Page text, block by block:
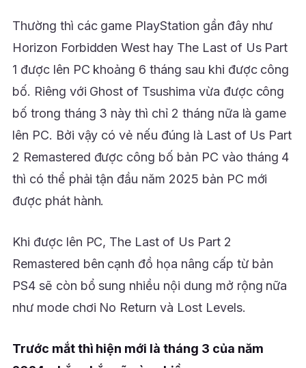
Thường thì các game PlayStation gần đây như
Horizon Forbidden West hay The Last of Us Part
1 được lên PC khoảng 6 tháng sau khi được công
bố. Riêng với Ghost of Tsushima vừa được công
bố trong tháng 3 này thì chỉ 2 tháng nữa là game
lên PC. Bởi vậy có vẻ nếu đúng là Last of Us Part
2 Remastered được công bố bản PC vào tháng 4
thì có thể phải tận đầu năm 2025 bản PC mới
được phát hành.
Khi được lên PC, The Last of Us Part 2
Remastered bên cạnh đồ họa nâng cấp từ bản
PS4 sẽ còn bổ sung nhiều nội dung mở rộng nữa
như mode chơi No Return và Lost Levels.
Trước mắt thì hiện mới là tháng 3 của năm